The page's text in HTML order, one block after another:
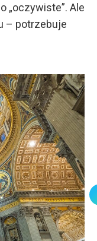
„oczywiste”. Ale
– potrzebuje